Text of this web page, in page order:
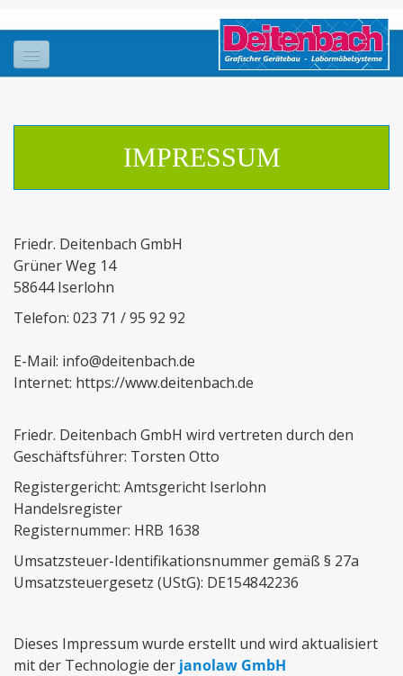
Kontakt
IMPRESSUM
Friedr. Deitenbach GmbH
Grüner Weg 14
58644 Iserlohn
Telefon: 023 71 / 95 92 92
E-Mail: info@deitenbach.de
Internet: https://www.deitenbach.de
Friedr. Deitenbach GmbH wird vertreten durch den
Geschäftsführer: Torsten Otto
Registergericht: Amtsgericht Iserlohn
Handelsregister
Registernummer: HRB 1638
Umsatzsteuer-Identifikationsnummer gemäß § 27a
Umsatzsteuergesetz (UStG): DE154842236
Dieses Impressum wurde erstellt und wird aktualisiert
mit der Technologie der janolaw GmbH